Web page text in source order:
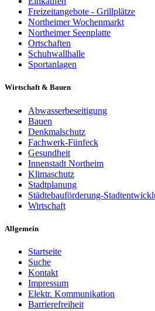
Freizeitangebote - Grillplätze
Northeimer Wochenmarkt
Northeimer Seenplatte
Ortschaften
Schuhwallhalle
Sportanlagen
Wirtschaft & Bauen
Abwasserbeseitigung
Bauen
Denkmalschutz
Fachwerk-Fünfeck
Gesundheit
Innenstadt Northeim
Klimaschutz
Stadtplanung
Städtebauförderung-
Wirtschaft
Allgemein
Startseite
Suche
Kontakt
Impressum
Elektr. Kommunikation
Barrierefreiheit